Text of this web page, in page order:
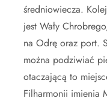
średniowiecza.
jest Wały
na Odrę oraz port.
można podziwiać
otaczającą to
Filharmonii imienia